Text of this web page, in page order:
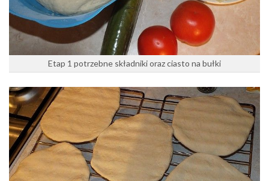
Etap 1 potrzebne składniki oraz ciasto na bułki